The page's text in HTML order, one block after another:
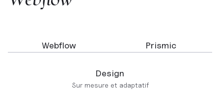
Webflow Prismic
Design
Sur mesure et adaptatif